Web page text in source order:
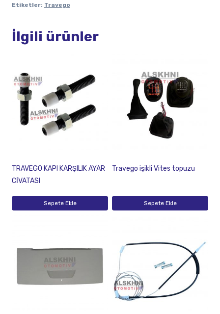
Etiketler: Travego
İlgili ürünler
TRAVEGO KAPI KARŞILIK AYAR
CİVATASI
Sepete Ekle
Travego işikli Vites topuzu
Sepete Ekle